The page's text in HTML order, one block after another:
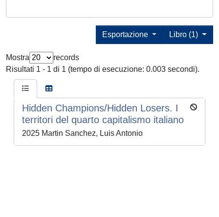
Libro (1)
Esportazione
Mostra
records
Risultati 1 - 1 di 1 (tempo di esecuzione: 0.003 secondi).
Hidden Champions/Hidden Losers. I
territori del quarto capitalismo italiano
2025 Martin Sanchez, Luis Antonio